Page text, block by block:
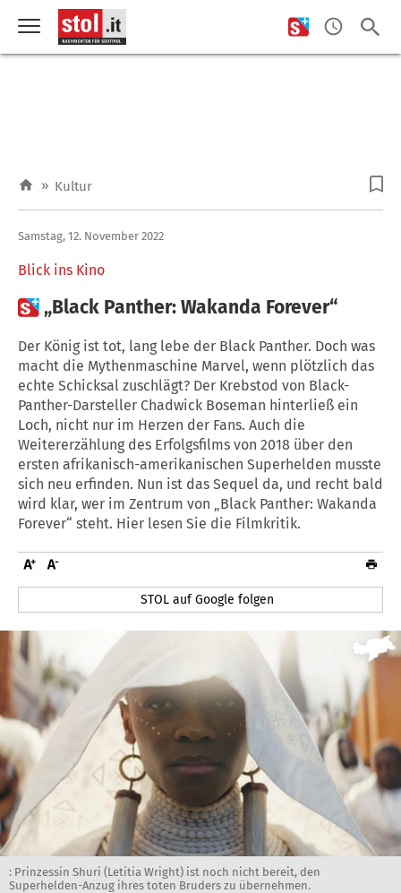
» Kultur
Blick ins Kino
Samstag, 12. November 2022
„Black Panther: Wakanda Forever“
Der König ist tot, lang lebe der Black Panther. Doch was
macht die Mythenmaschine Marvel, wenn plötzlich das
echte Schicksal zuschlägt? Der Krebstod von Black-
Panther-Darsteller Chadwick Boseman hinterließ ein
Loch, nicht nur im Herzen der Fans. Auch die
Weitererzählung des Erfolgsfilms von 2018 über den
ersten afrikanisch-amerikanischen Superhelden musste
sich neu erfinden. Nun ist das Sequel da, und recht bald
wird klar, wer im Zentrum von „Black Panther: Wakanda
Forever“ steht. Hier lesen Sie die Filmkritik.
STOL auf Google folgen
: Prinzessin Shuri (Letitia Wright) ist noch nicht bereit, den
Superhelden-Anzug ihres toten Bruders zu übernehmen.